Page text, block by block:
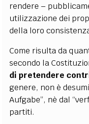
rendere –
utilizzazione dei
della loro
Come risulta da
secondo la
di pretendere
genere, non è
Aufgabe”, nè dal
partiti.